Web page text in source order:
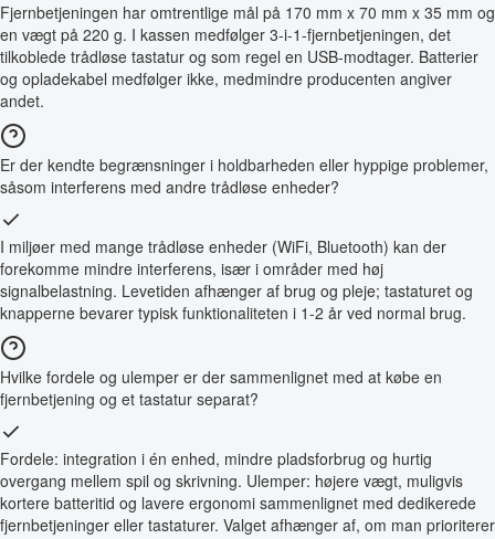
Fjernbetjeningen har omtrentlige mål på 170 mm x 70 mm x 35 mm og
en vægt på 220 g. I kassen medfølger 3-i-1-fjernbetjeningen, det
tilkoblede trådløse tastatur og som regel en USB-modtager. Batterier
og opladekabel medfølger ikke, medmindre producenten angiver
andet.
Er der kendte begrænsninger i holdbarheden eller hyppige problemer,
såsom interferens med andre trådløse enheder?
I miljøer med mange trådløse enheder (WiFi, Bluetooth) kan der
forekomme mindre interferens, især i områder med høj
signalbelastning. Levetiden afhænger af brug og pleje; tastaturet og
knapperne bevarer typisk funktionaliteten i 1-2 år ved normal brug.
Hvilke fordele og ulemper er der sammenlignet med at købe en
fjernbetjening og et tastatur separat?
Fordele: integration i én enhed, mindre pladsforbrug og hurtig
overgang mellem spil og skrivning. Ulemper: højere vægt, muligvis
kortere batteritid og lavere ergonomi sammenlignet med dedikerede
fjernbetjeninger eller tastaturer. Valget afhænger af, om man prioriterer